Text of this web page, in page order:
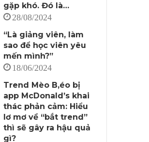
gặp khó. Đó là…
28/08/2024
“Là giảng viên, làm
sao để học viên yêu
mến mình?”
18/06/2024
Trend Mèo B,éo bị
app McDonald’s khai
thác phản cảm: Hiểu
lơ mơ về “bắt trend”
thì sẽ gây ra hậu quả
gì?